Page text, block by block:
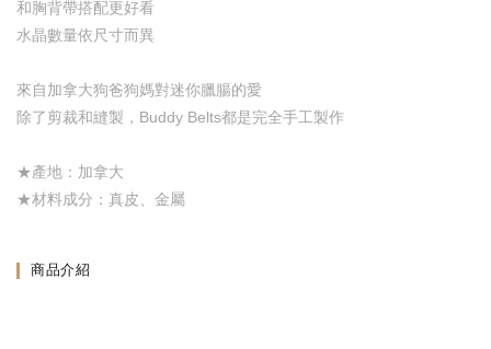
和胸背帶搭配更好看
水晶數量依尺寸而異
來自加拿大狗爸狗媽對迷你臘腸的愛
除了剪裁和縫製，Buddy Belts都是完全手工製作
★產地：加拿大
★材料成分：真皮、金屬
商品介紹